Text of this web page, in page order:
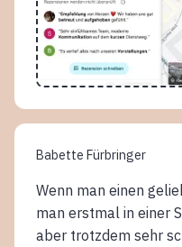
Babette Fürbringer
Wenn man einen
man erstmal in einer
aber trotzdem sehr